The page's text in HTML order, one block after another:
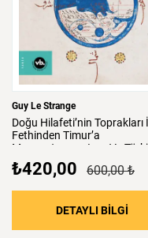
Guy Le Strange
Doğu Hilafeti’nin Toprakları
Fethinden Timur’a
Mezopotamya,
Iran Ve
₺420,00 600,00 ₺
DETAYLI BİLGİ :